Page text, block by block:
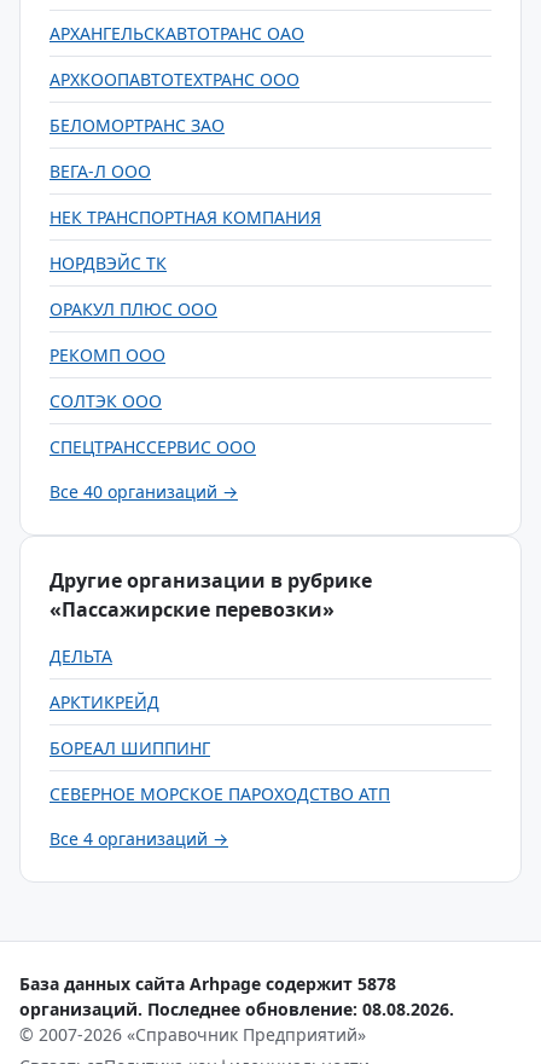
АРХАНГЕЛЬСКАВТОТРАНС ОАО
АРХКООПАВТОТЕХТРАНС ООО
БЕЛОМОРТРАНС ЗАО
ВЕГА-Л ООО
НЕК ТРАНСПОРТНАЯ КОМПАНИЯ
НОРДВЭЙС ТК
ОРАКУЛ ПЛЮС ООО
РЕКОМП ООО
СОЛТЭК ООО
СПЕЦТРАНССЕРВИС ООО
Все 40 организаций →
Другие организации в рубрике
«Пассажирские перевозки»
ДЕЛЬТА
АРКТИКРЕЙД
БОРЕАЛ ШИППИНГ
СЕВЕРНОЕ МОРСКОЕ ПАРОХОДСТВО АТП
Все 4 организаций →
База данных сайта Arhpage содержит 5878
организаций. Последнее обновление: 08.08.2026.
© 2007-2026 «Справочник Предприятий»